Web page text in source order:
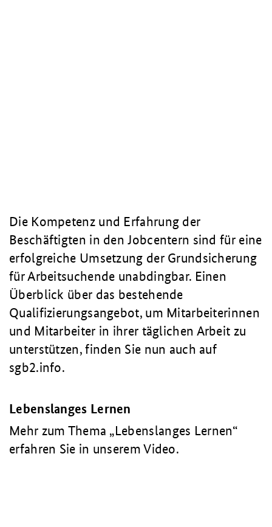
Die Kompetenz und Erfahrung der
Beschäftigten in den Jobcentern sind für eine
erfolgreiche Umsetzung der Grundsicherung
für Arbeitsuchende unabdingbar. Einen
Überblick über das bestehende
Qualifizierungsangebot, um Mitarbeiterinnen
und Mitarbeiter in ihrer täglichen Arbeit zu
unterstützen, finden Sie nun auch auf
sgb2.info.
Lebenslanges Lernen
Mehr zum Thema „Lebenslanges Lernen“
erfahren Sie in unserem Video.